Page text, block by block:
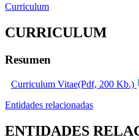
Curriculum
CURRICULUM
Resumen
Curriculum Vitae(Pdf, 200 Kb.)
Entidades relacionadas
ENTIDADES